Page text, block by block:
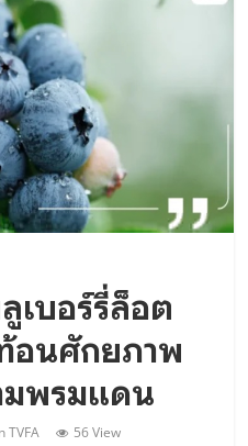
ฉลอง 50 ปีความ
การทูต..
เวียดนาม ประชุม
าชทูตสาธารณรัฐ
ระจำประเทศไทย
..
เบอร์รี่ล็อต
อนศักยภาพ
มพรมแดน
TVFA 56 View